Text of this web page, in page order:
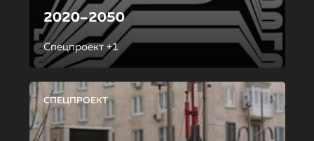
2020–2050
Спецпроект +1
СПЕЦПРОЕКТ